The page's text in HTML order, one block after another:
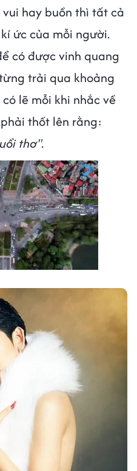
hay buồn thì tất cả
ức của mỗi người.
có được vinh quang
trải qua khoảng
lẽ mỗi khi nhắc về
thốt lên rằng:
thơ".